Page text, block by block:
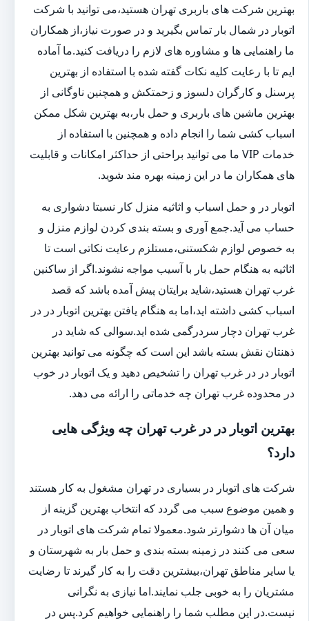
بهترین شرکت های باربری تهران هستید،می توانید با شرکت
اتوبار در شمال بار تماس بگیرید و در صورت نیاز،از همکاران
ما راهنمایی ها و مشاوره های لازم را دریافت کنید.ما آماده
ایم تا با رعایت کلیه نکات گفته شده با استفاده از بهترین
پرسنل و کارگران دلسوز و زحمتکش و همچنین ناوگانی از
بهترین ماشین های باربری و حمل بار،به بهترین شکل ممکن
اسباب کشی شما را انجام داده و همچنین با استفاده از
خدمات VIP ما می توانید براحتی از حداکثر امکانات و قابلیت
های همکاران ما در این زمینه بهره مند شوید.
اتوبار در و حمل اسباب و اثاثیه منزل کار نسبتا دشواری به
حساب می آید.جمع آوری و بسته بندی کردن لوازم منزل و
به خصوص لوازم شکستنی،مستلزم رعایت نکاتی است تا
اثاثیه به هنگام حمل بار با آسیب مواجه نشوند.اگر از ساکنین
غرب تهران هستید،شاید برایتان پیش آمده باشد که قصد
اسباب کشی داشته اید،اما به هنگام یافتن بهترین اتوبار در در
غرب تهران دچار سردرگمی شده اید.سوالی که شاید در
ذهنتان نقش بسته باشد این است که چگونه می توانید بهترین
اتوبار در در غرب تهران را تشخیص دهید و یک اتوبار در خوب
در محدوده غرب تهران چه خدماتی را ارائه می دهد.
بهترین اتوبار در در غرب تهران چه ویژگی هایی
دارد؟
شرکت های اتوبار در بسیاری در تهران مشغول به کار هستند
و همین موضوع سبب می گردد که انتخاب بهترین گزینه از
میان آن ها دشوارتر شود.معمولا تمام شرکت های اتوبار در
سعی می کنند در زمینه بسته بندی و حمل بار به شهرستان و
یا سایر مناطق تهران،بیشترین دقت را به کار گیرند تا رضایت
مشتریان را به خوبی جلب نمایند.اما نیازی به نگرانی
نیست.در این مطلب شما را راهنمایی خواهیم کرد.پس در